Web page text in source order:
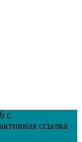
г.
ссылка